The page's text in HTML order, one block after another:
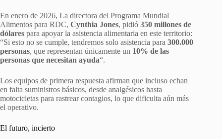
En enero de 2026, La directora del Programa Mundial
Alimentos para RDC, Cynthia Jones, pidió 350 millones de
dólares para apoyar la asistencia alimentaria en este territorio:
“Si esto no se cumple, tendremos solo asistencia para 300.000
personas, que representan únicamente un 10% de las
personas que necesitan ayuda“.
Los equipos de primera respuesta afirman que incluso echan
en falta suministros básicos, desde analgésicos hasta
motocicletas para rastrear contagios, lo que dificulta aún más
el operativo.
El futuro, incierto